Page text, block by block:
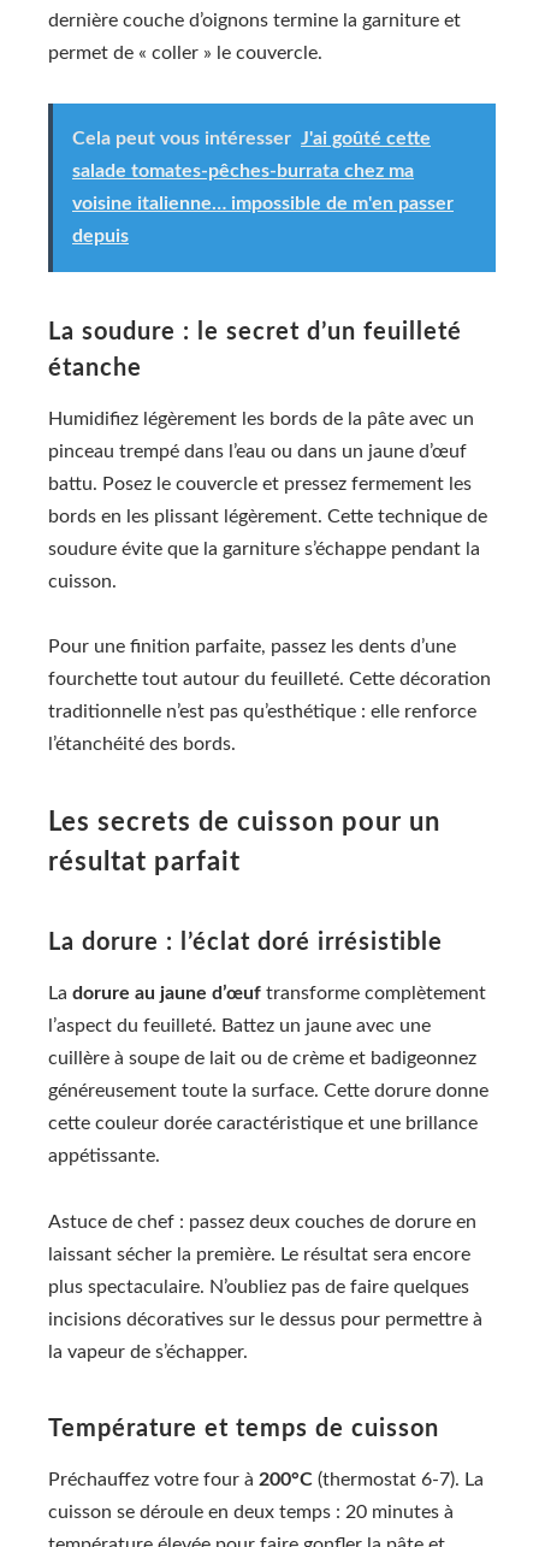
dernière couche d’oignons termine la garniture et
permet de « coller » le couvercle.
Cela peut vous intéresser J'ai goûté cette
salade tomates-pêches-burrata chez ma
voisine italienne… impossible de m'en passer
depuis
La soudure : le secret d’un feuilleté
étanche
Humidifiez légèrement les bords de la pâte avec un
pinceau trempé dans l’eau ou dans un jaune d’œuf
battu. Posez le couvercle et pressez fermement les
bords en les plissant légèrement. Cette technique de
soudure évite que la garniture s’échappe pendant la
cuisson.
Pour une finition parfaite, passez les dents d’une
fourchette tout autour du feuilleté. Cette décoration
traditionnelle n’est pas qu’esthétique : elle renforce
l’étanchéité des bords.
Les secrets de cuisson pour un
résultat parfait
La dorure : l’éclat doré irrésistible
La dorure au jaune d’œuf transforme complètement
l’aspect du feuilleté. Battez un jaune avec une
cuillère à soupe de lait ou de crème et badigeonnez
généreusement toute la surface. Cette dorure donne
cette couleur dorée caractéristique et une brillance
appétissante.
Astuce de chef : passez deux couches de dorure en
laissant sécher la première. Le résultat sera encore
plus spectaculaire. N’oubliez pas de faire quelques
incisions décoratives sur le dessus pour permettre à
la vapeur de s’échapper.
Température et temps de cuisson
Préchauffez votre four à 200°C (thermostat 6-7). La
cuisson se déroule en deux temps : 20 minutes à